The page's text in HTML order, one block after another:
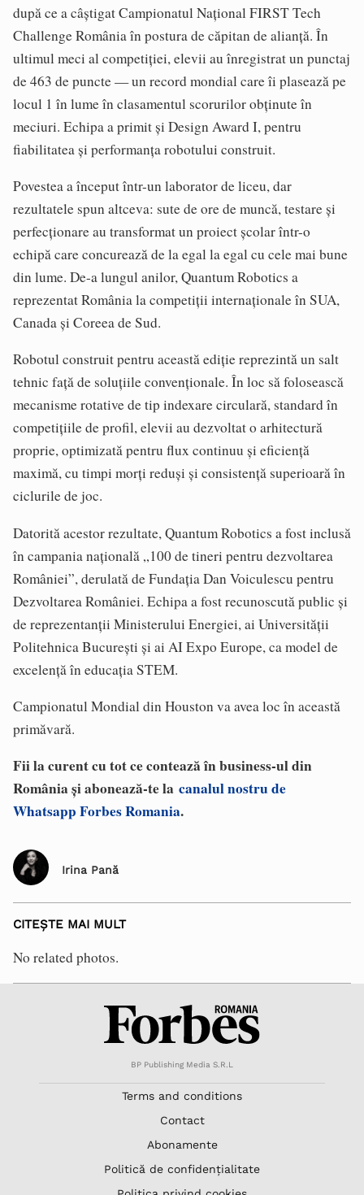
după ce a câștigat Campionatul Național FIRST Tech
Challenge România în postura de căpitan de alianță. În
ultimul meci al competiției, elevii au înregistrat un punctaj
de 463 de puncte — un record mondial care îi plasează pe
locul 1 în lume în clasamentul scorurilor obținute în
meciuri. Echipa a primit și Design Award I, pentru
fiabilitatea și performanța robotului construit.
Povestea a început într-un laborator de liceu, dar
rezultatele spun altceva: sute de ore de muncă, testare și
perfecționare au transformat un proiect școlar într-o
echipă care concurează de la egal la egal cu cele mai bune
din lume. De-a lungul anilor, Quantum Robotics a
reprezentat România la competiții internaționale în SUA,
Canada și Coreea de Sud.
Robotul construit pentru această ediție reprezintă un salt
tehnic față de soluțiile convenționale. În loc să folosească
mecanisme rotative de tip indexare circulară, standard în
competițiile de profil, elevii au dezvoltat o arhitectură
proprie, optimizată pentru flux continuu și eficiență
maximă, cu timpi morți reduși și consistență superioară în
ciclurile de joc.
Datorită acestor rezultate, Quantum Robotics a fost inclusă
în campania națională „100 de tineri pentru dezvoltarea
României”, derulată de Fundația Dan Voiculescu pentru
Dezvoltarea României. Echipa a fost recunoscută public și
de reprezentanții Ministerului Energiei, ai Universității
Politehnica București și ai AI Expo Europe, ca model de
excelență în educația STEM.
Campionatul Mondial din Houston va avea loc în această
primăvară.
Fii la curent cu tot ce contează în business-ul din
România și abonează-te la canalul nostru de
Whatsapp Forbes Romania.
Irina Pană
CITEȘTE MAI MULT
No related photos.
BP Publishing Media S.R.L
Terms and conditions
Contact
Abonamente
Politică de confidențialitate